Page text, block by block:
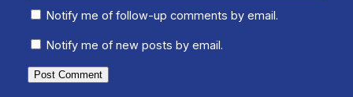
Notify me of follow-up comments by email.
Notify me of new posts by email.